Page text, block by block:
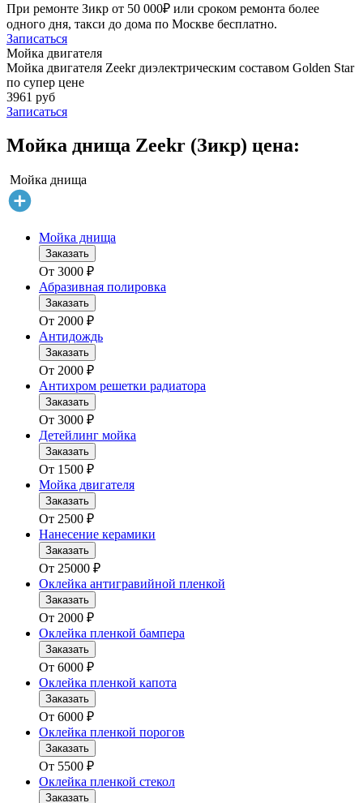
При ремонте Зикр от 50 000₽ или сроком ремонта более
одного дня, такси до дома по Москве бесплатно.
Записаться
Мойка двигателя
Мойка двигателя Zeekr диэлектрическим составом Golden Star
по супер цене
3961 руб
Записаться
Мойка днища Zeekr (Зикр) цена:
Мойка днища
Мойка днища
Заказать
От 3000 ₽
Абразивная полировка
Заказать
От 2000 ₽
Антидождь
Заказать
От 2000 ₽
Антихром решетки радиатора
Заказать
От 3000 ₽
Детейлинг мойка
Заказать
От 1500 ₽
Мойка двигателя
Заказать
От 2500 ₽
Нанесение керамики
Заказать
От 25000 ₽
Оклейка антигравийной пленкой
Заказать
От 2000 ₽
Оклейка пленкой бампера
Заказать
От 6000 ₽
Оклейка пленкой капота
Заказать
От 6000 ₽
Оклейка пленкой порогов
Заказать
От 5500 ₽
Оклейка пленкой стекол
Заказать